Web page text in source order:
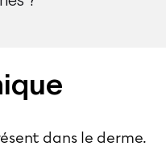
dans le derme.